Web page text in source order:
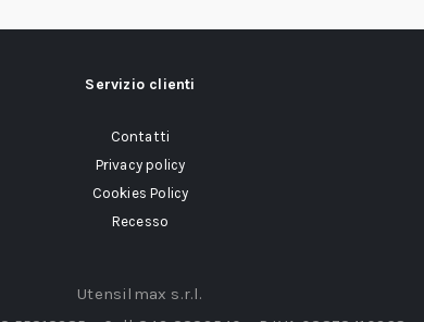
Servizio clienti
Contatti
Privacy policy
Cookies Policy
Recesso
Utensilmax s.r.l.